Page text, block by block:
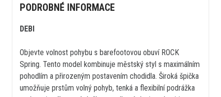
PODROBNÉ INFORMACE
DEBI
Objevte volnost pohybu s barefootovou obuví ROCK
Spring. Tento model kombinuje městský styl s maximálním
pohodlím a přirozeným postavením chodidla. Široká špička
umožňuje prstům volný pohyb, tenká a flexibilní podrážka